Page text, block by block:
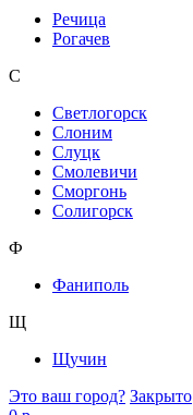
Речица
Рогачев
С
Светлогорск
Слоним
Слуцк
Смолевичи
Сморгонь
Солигорск
Ф
Фаниполь
Щ
Щучин
Это ваш город? Закрыто